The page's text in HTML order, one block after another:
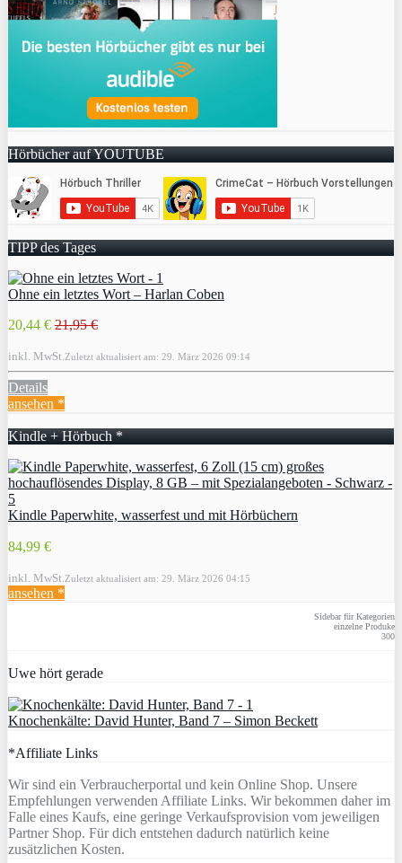
Hörbücher auf YOUTUBE
TIPP des Tages
Ohne ein letztes Wort – Harlan Coben
20,44 € 21,95 €
inkl. MwSt. Zuletzt aktualisiert am: 29. März 2026 09:14
Details
ansehen *
Kindle + Hörbuch *
Kindle Paperwhite, wasserfest und mit Hörbüchern
84,99 €
inkl. MwSt. Zuletzt aktualisiert am: 29. März 2026 04:15
ansehen *
Sidebar für Kategorien
einzelne Produke
300
Uwe hört gerade
Knochenkälte: David Hunter, Band 7 – Simon Beckett
*Affiliate Links
Wir sind ein Verbraucherportal und kein Online Shop. Unsere
Empfehlungen verwenden Affiliate Links. Wir bekommen daher im
Falle eines Kaufs, eine geringe Verkaufsprovision vom jeweiligen
Partner Shop. Für dich entstehen dadurch natürlich keine
zusätzlichen Kosten.